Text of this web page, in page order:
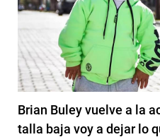
Brian Buley vuelve a la
talla baja voy a dejar lo